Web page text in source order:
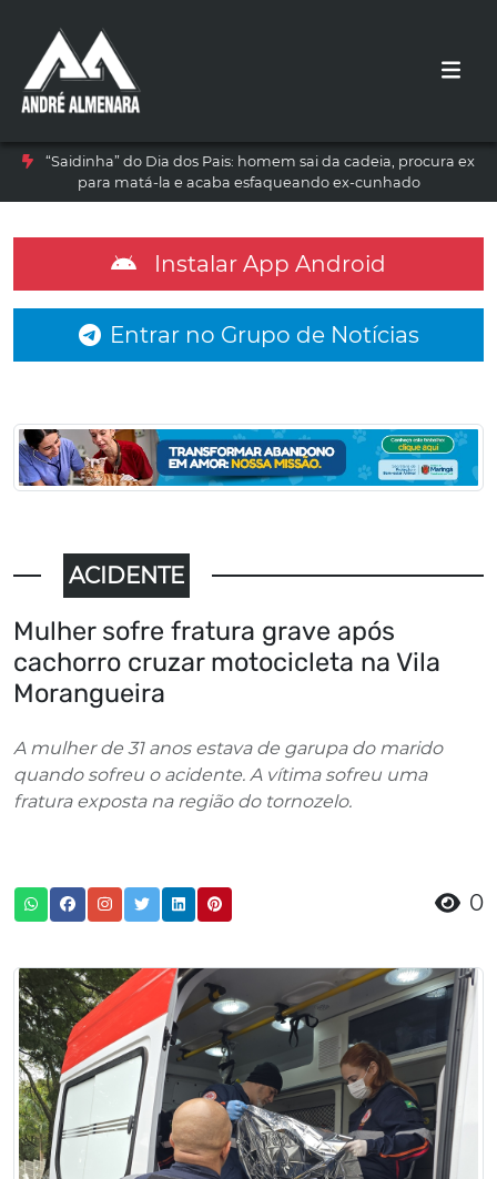
“Saidinha” do Dia dos Pais: homem sai da cadeia, procura ex
para matá-la e acaba esfaqueando ex-cunhado
Instalar App Android
Entrar no Grupo de Notícias
ACIDENTE
Mulher sofre fratura grave após
cachorro cruzar motocicleta na Vila
Morangueira
A mulher de 31 anos estava de garupa do marido
quando sofreu o acidente. A vítima sofreu uma
fratura exposta na região do tornozelo.
0